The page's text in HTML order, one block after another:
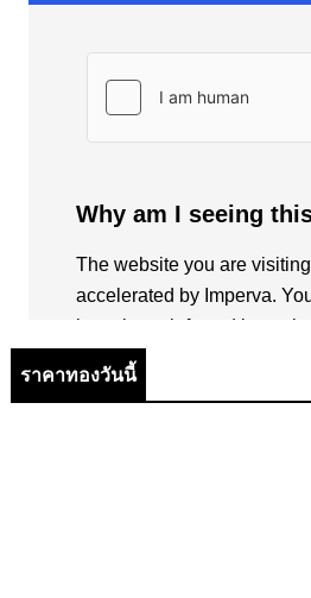
ราคาทองวันนี้